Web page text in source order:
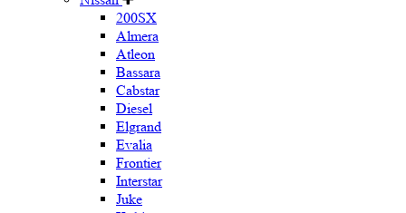
200SX
Almera
Atleon
Bassara
Cabstar
Diesel
Elgrand
Evalia
Frontier
Interstar
Juke